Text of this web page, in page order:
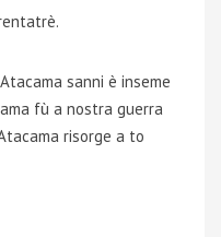
sanni è inseme
fù a nostra guerra
risorge a to